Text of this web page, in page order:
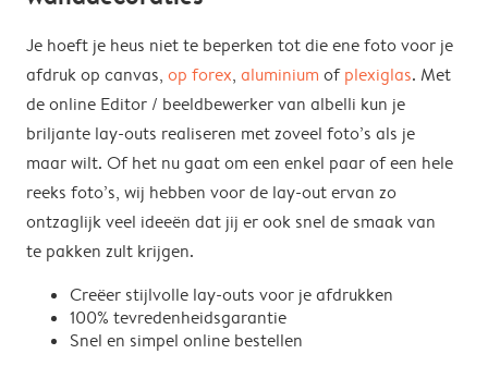
Je hoeft je heus niet te beperken tot die ene foto voor je
afdruk op canvas, op forex, aluminium ofplexiglas. Met
de online Editor / beeldbewerker van albelli kun je
briljante lay-outs realiseren met zoveel foto’s als je
maar wilt. Of het nu gaat om een enkel paar of een hele
reeks foto’s, wij hebben voor de lay-out ervan zo
ontzaglijk veel ideeën dat jij er ook snel de smaak van
te pakken zult krijgen.
Creëer stijlvolle lay-outs voor je afdrukken
100% tevredenheidsgarantie
Snel en simpel online bestellen